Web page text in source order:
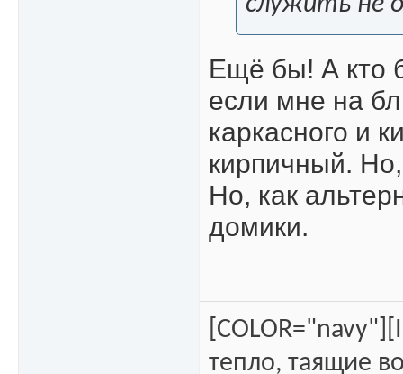
Ещё бы! А кто
если мне на
каркасного и
кирпичный.
Но, как
домики.
тепло, таящие